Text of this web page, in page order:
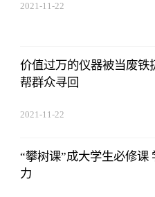
2021-11-22
价值过万的仪器被当废铁
帮群众寻回
2021-11-22
“攀树课”成大学生必修课
力